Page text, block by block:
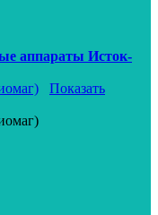
аппараты Исток-
Показать